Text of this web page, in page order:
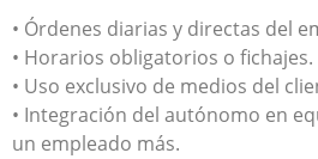
• Órdenes diarias y directas del
• Horarios obligatorios o fichajes.
• Uso exclusivo de medios del
• Integración del autónomo en
un empleado más.